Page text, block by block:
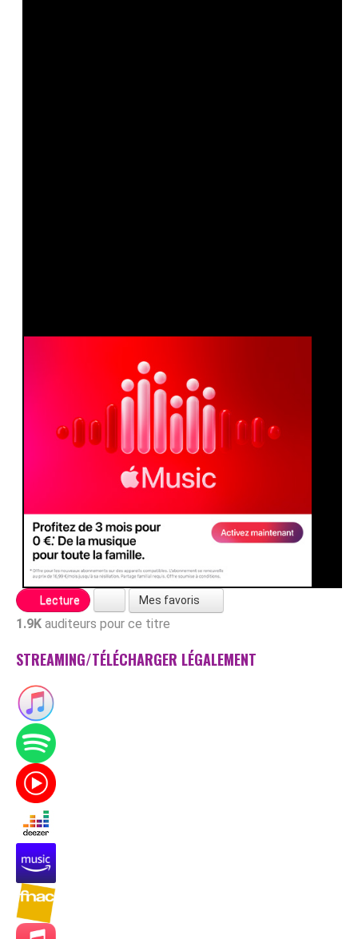
Lecture Mes favoris
1.9K auditeurs pour ce titre
STREAMING/TÉLÉCHARGER LÉGALEMENT